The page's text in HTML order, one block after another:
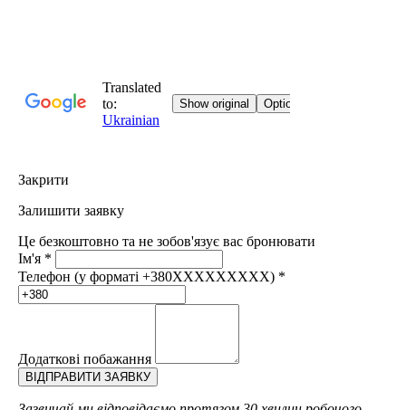
Закрити
Залишити заявку
Це безкоштовно та не зобов'язує вас бронювати
Ім'я *
Телефон (у форматі +380XXXXXXXXX) *
Додаткові побажання